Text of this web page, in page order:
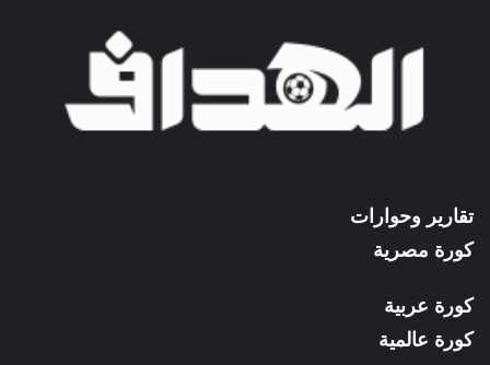
تقارير وحوارات
كورة مصرية
كورة عربية
كورة عالمية